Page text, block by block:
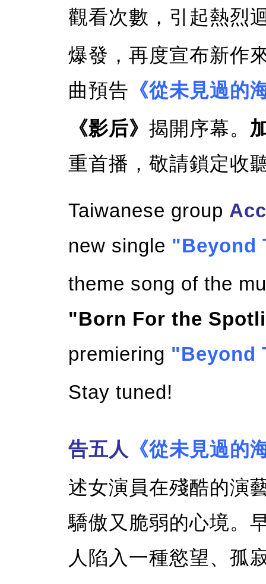
觀看次數，引起熱烈
爆發，再度宣布新作
曲預告 《從未見過的
《影后》 揭開序幕。
重首播，敬請鎖定收
Taiwanese group
new single "Beyond
theme song of the
"Born For the
premiering "Beyond
Stay tuned!
告五人 《從未見過的
述女演員在殘酷的演
驕傲又脆弱的心境。
人陷入一種慾望、孤